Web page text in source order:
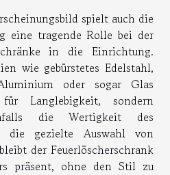
spielt auch die
eine tragende Rolle bei der
in die Einrichtung.
wie gebürstetes Edelstahl,
oder sogar Glas
Langlebigkeit, sondern
die Wertigkeit des
die gezielte Auswahl von
der Feuerlöscherschrank
präsent, ohne den Stil zu